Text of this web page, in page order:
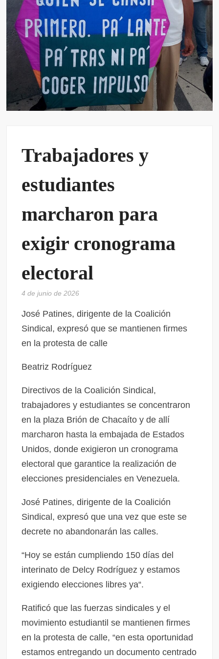
Trabajadores y
estudiantes
marcharon para
exigir cronograma
electoral
4 de junio de 2026
José Patines, dirigente de la Coalición
Sindical, expresó que se mantienen firmes
en la protesta de calle
Beatriz Rodríguez
Directivos de la Coalición Sindical,
trabajadores y estudiantes se concentraron
en la plaza Brión de Chacaíto y de allí
marcharon hasta la embajada de Estados
Unidos, donde exigieron un cronograma
electoral que garantice la realización de
elecciones presidenciales en Venezuela.
José Patines, dirigente de la Coalición
Sindical, expresó que una vez que este se
decrete no abandonarán las calles.
“Hoy se están cumpliendo 150 días del
interinato de Delcy Rodríguez y estamos
exigiendo elecciones libres ya“.
Ratificó que las fuerzas sindicales y el
movimiento estudiantil se mantienen firmes
en la protesta de calle, “en esta oportunidad
estamos entregando un documento centrado